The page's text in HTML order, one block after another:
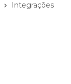
Integrações